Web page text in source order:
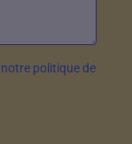
politique de